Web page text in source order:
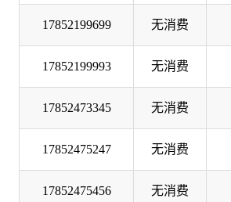
17852199699 无消费
17852199993 无消费
17852473345 无消费
17852475247 无消费
17852475456 无消费